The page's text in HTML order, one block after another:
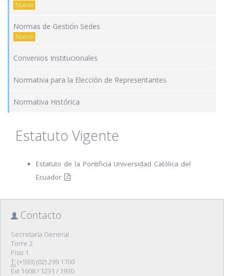
Nuevo
Normas de Gestión Sedes
Nuevo
Convenios Institucionales
Normativa para la Elección de Representantes
Normativa Histórica
Estatuto Vigente
Estatuto de la Pontificia Universidad Católica del
Ecuador
Contacto
Secretaría General
Torre 2
Piso 1
T: (+593) (02) 299 1700
Ext 1608 / 1231 / 1930